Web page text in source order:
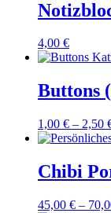
4,00 €
Buttons
1,00 € – 2,50
Chibi
45,00 € –